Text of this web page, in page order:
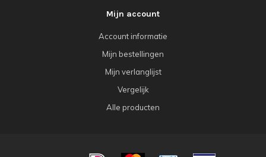
Mijn account
Account informatie
Mijn bestellingen
Mijn verlanglijst
Vergelijk
Alle producten